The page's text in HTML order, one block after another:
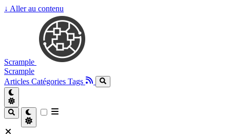
↓ Aller au contenu
Scrample
Scrample
Articles Catégories Tags